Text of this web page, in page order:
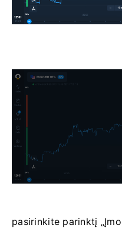
pasirinkite parinktį